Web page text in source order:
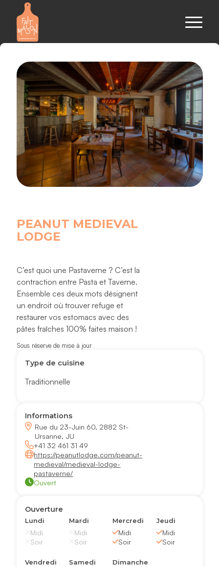
PEANUT MEDIEVAL
LODGE
C’est quoi une Pastaverne ? C’est la
contraction entre Pasta et Taverne.
Ensemble ces deux mots désignent
un endroit où trouver refuge et
restaurer vos estomacs avec des
pâtes fraîches 100% faites maison !
Sous réserve de mise à jour
Type de cuisine
Traditionnelle
Informations
Rue du 23-Juin 60, 2882 St-
Ursanne, JU
+41 32 461 31 49
https://peanutlodge.com/peanut-
medieval/medieval-lodge-
pastaverne/
Ouvert
Ouverture
Lundi
Midi
Soir
Mardi
Midi
Soir
Mercredi
Midi
Soir
Jeudi
Midi
Soir
Vendredi Samedi Dimanche